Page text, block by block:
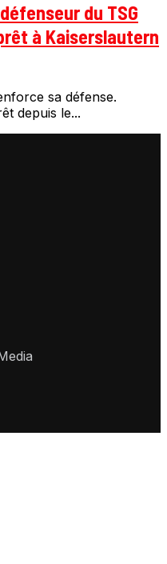
du TSG
à Kaiserslautern
sa défense.
depuis le...